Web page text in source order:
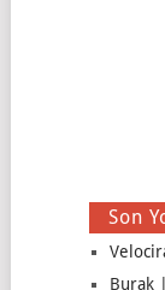
Son
Burak